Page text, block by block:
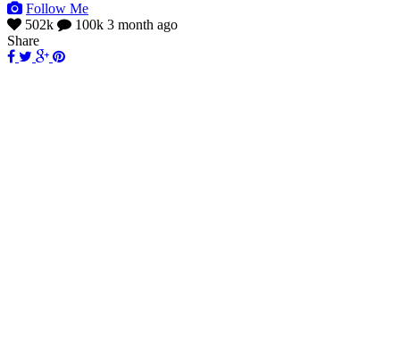
Follow Me
502k
100k 3 month ago
Share